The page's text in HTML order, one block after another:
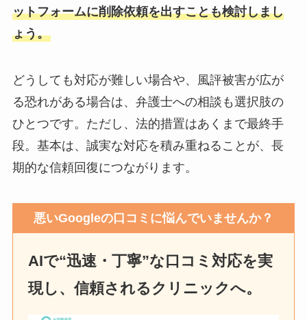
ットフォームに削除依頼を出すことも検討しまし
ょう。
どうしても対応が難しい場合や、風評被害が広が
る恐れがある場合は、弁護士への相談も選択肢の
ひとつです。ただし、法的措置はあくまで最終手
段。基本は、誠実な対応を積み重ねることが、長
期的な信頼回復につながります。
悪いGoogleの口コミに悩んでいませんか？
AIで“迅速・丁寧”な口コミ対応を実
現し、信頼されるクリニックへ。